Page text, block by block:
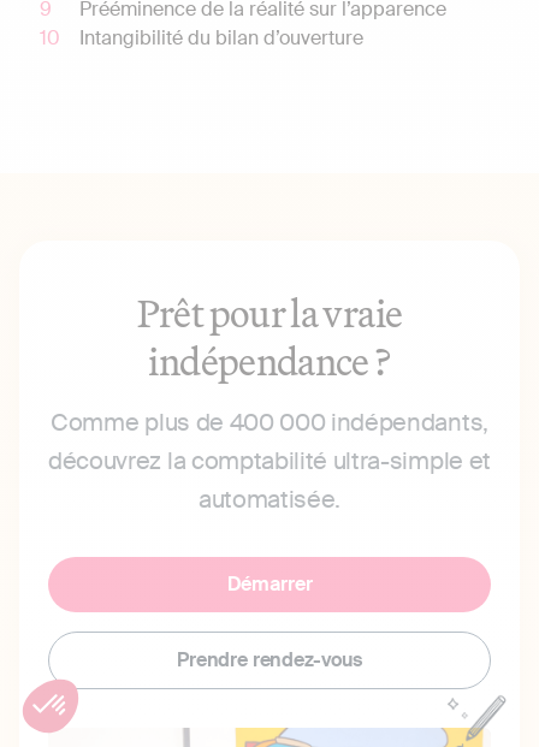
Prééminence de la réalité sur l’apparence
Intangibilité du bilan d’ouverture
Prêt pour la vraie
indépendance ?
Comme plus de 400 000 indépendants,
découvrez la comptabilité ultra-simple et
automatisée.
Démarrer
Prendre rendez-vous